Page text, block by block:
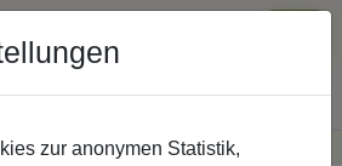
innerhalb Österreichs· Sichere Zahlung
zur anonymen Statistik,